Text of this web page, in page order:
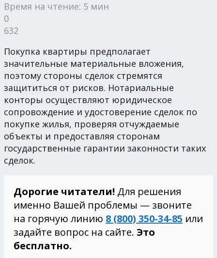
Время на чтение: 5 мин
0
632
Покупка квартиры предполагает
значительные материальные вложения,
поэтому стороны сделок стремятся
защититься от рисков. Нотариальные
конторы осуществляют юридическое
сопровождение и удостоверение сделок по
покупке жилья, проверяя отчуждаемые
объекты и предоставляя сторонам
государственные гарантии законности таких
сделок.
Дорогие читатели! Для решения
именно Вашей проблемы — звоните
на горячую линию 8 (800) 350-34-85 или
задайте вопрос на сайте. Это
бесплатно.